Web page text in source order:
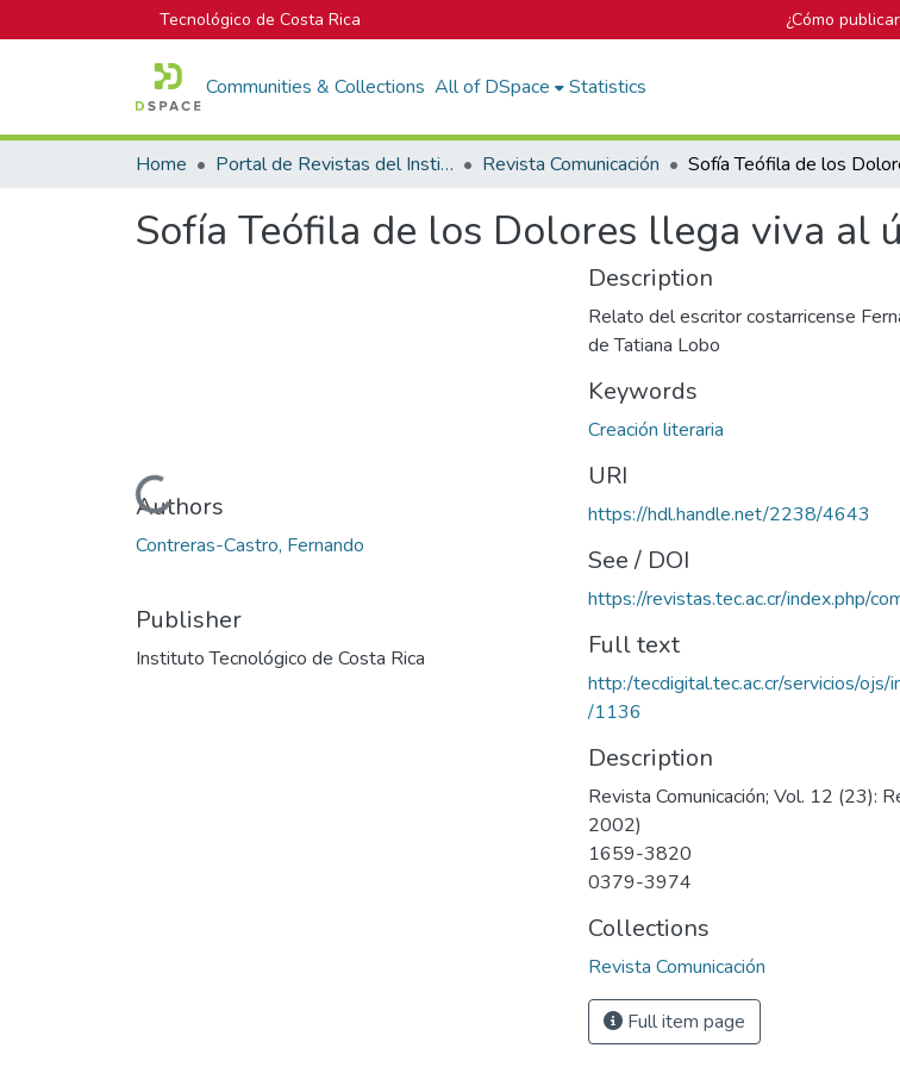
Tecnológico de Costa Rica ¿Cómo
Communities & Collections All of DSpace Statistics
Home Portal de Revistas del Instituto Tecnológico de Costa Rica Revista Comunicación
Sofía Teófila de los Dolores llega viva al
Loading...
Authors
Contreras-Castro, Fernando
Publisher
Instituto Tecnológico de Costa Rica
Description
Relato del escritor costarricense
de Tatiana Lobo
Keywords
Creación literaria
URI
https://hdl.handle.net/2238/4643
See / DOI
https://revistas.tec.ac.cr/index.php/
Full text
http:/tecdigital.tec.ac.cr/servicios/
/1136
Description
Revista Comunicación; Vol. 12 (23):
2002)
1659-3820
0379-3974
Collections
Revista Comunicación
Full item page